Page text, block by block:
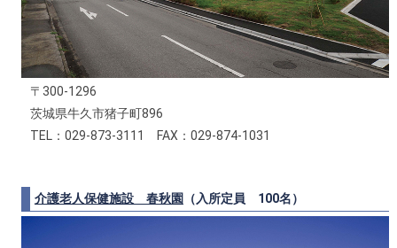
〒300-1296
茨城県牛久市猪子町896
TEL：029-873-3111 FAX：029-874-1031
介護老人保健施設 春秋園 （入所定員 100名）